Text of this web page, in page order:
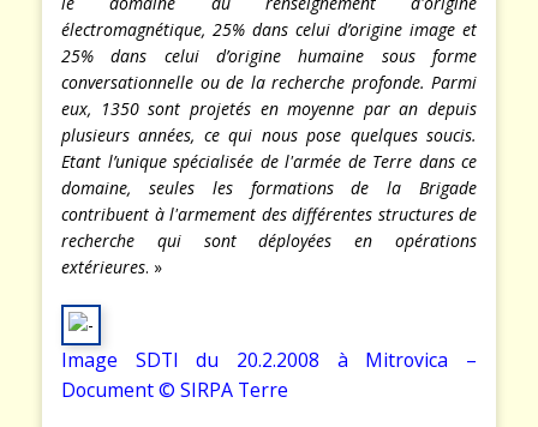
électromagnétique, 25% dans celui d’origine image et
25% dans celui d’origine humaine sous forme
conversationnelle ou de la recherche profonde. Parmi
eux, 1350 sont projetés en moyenne par an depuis
plusieurs années, ce qui nous pose quelques soucis.
Etant l’unique spécialisée de l'armée de Terre dans ce
domaine, seules les formations de la Brigade
contribuent à l'armement des différentes structures de
recherche qui sont déployées en opérations
extérieures. »
Image SDTI du 20.2.2008 à Mitrovica –
Document © SIRPA Terre